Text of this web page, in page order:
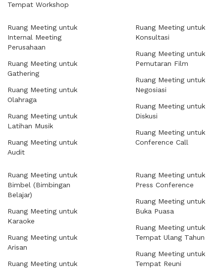
Tempat Workshop
Ruang Meeting untuk
Internal Meeting
Perusahaan
Ruang Meeting untuk
Gathering
Ruang Meeting untuk
Olahraga
Ruang Meeting untuk
Latihan Musik
Ruang Meeting untuk
Audit
Ruang Meeting untuk
Konsultasi
Ruang Meeting untuk
Pemutaran Film
Ruang Meeting untuk
Negosiasi
Ruang Meeting untuk
Diskusi
Ruang Meeting untuk
Conference Call
Ruang Meeting untuk
Bimbel (Bimbingan
Belajar)
Ruang Meeting untuk
Karaoke
Ruang Meeting untuk
Arisan
Ruang Meeting untuk
Ruang Meeting untuk
Press Conference
Ruang Meeting untuk
Buka Puasa
Ruang Meeting untuk
Tempat Ulang Tahun
Ruang Meeting untuk
Tempat Reuni